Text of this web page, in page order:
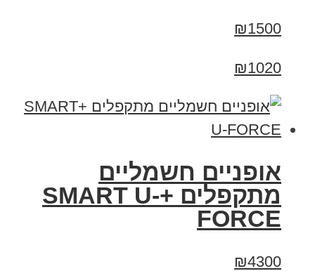
₪1500
₪1020
אופניים חשמליים
מתקפלים +SMART U-
FORCE
₪4300